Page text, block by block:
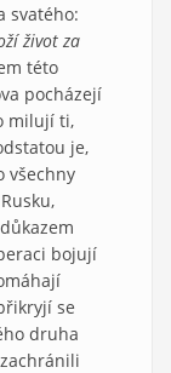
svatého:
život za
této
pocházejí
milují ti,
je,
všechny
bojují
se
druha